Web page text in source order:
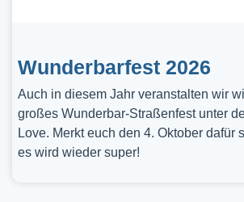
Wunderbarfest 2026
Auch in diesem Jahr veranstalten wir
großes Wunderbar-Straßenfest unter
Love. Merkt euch den 4. Oktober dafür
es wird wieder super!